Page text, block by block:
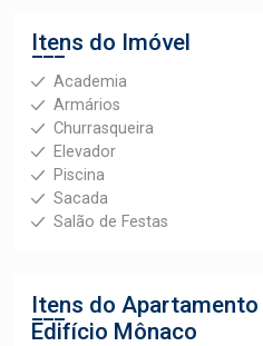
Itens do Imóvel
Academia
Armários
Churrasqueira
Elevador
Piscina
Sacada
Salão de Festas
Itens do Apartamento
Edifício Mônaco